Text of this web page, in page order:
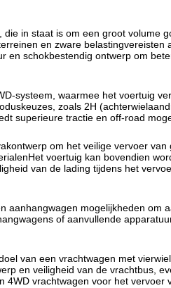
in staat is om een groot volume
en zware belastingvereisten
en schokbestendig ontwerp om
systeem, waarmee het voertuig
zoals 2H
superieure tractie en off-road
om het veilige vervoer van
voertuig kan bovendien
van de lading tijdens het
aanhangwagen mogelijkheden om
of aanvullende
van een vrachtwagen met
en veiligheid van de vrachtbus,
4WD vrachtwagen voor het vervoer